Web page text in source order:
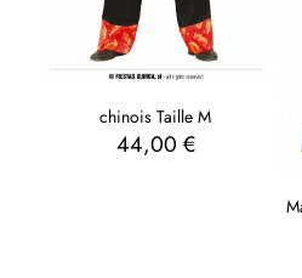
chinois Taille M
44,00 €